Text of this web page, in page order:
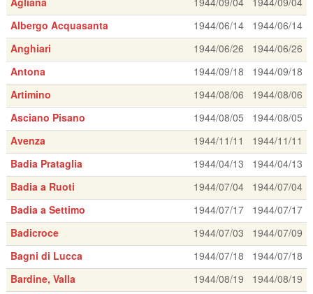
Albergo Acquasanta
1944/06/14
1944/06/14
Anghiari
1944/06/26
1944/06/26
Antona
1944/09/18
1944/09/18
Artimino
1944/08/06
1944/08/06
Asciano Pisano
1944/08/05
1944/08/05
Avenza
1944/11/11
1944/11/11
Badia Prataglia
1944/04/13
1944/04/13
Badia a Ruoti
1944/07/04
1944/07/04
Badia a Settimo
1944/07/17
1944/07/17
Badicroce
1944/07/03
1944/07/09
Bagni di Lucca
1944/07/18
1944/07/18
Bardine, Valla
1944/08/19
1944/08/19